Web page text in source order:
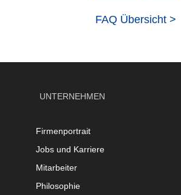
FAQ Übersicht >
UNTERNEHMEN
Firmenportrait
Jobs und Karriere
Mitarbeiter
Philosophie